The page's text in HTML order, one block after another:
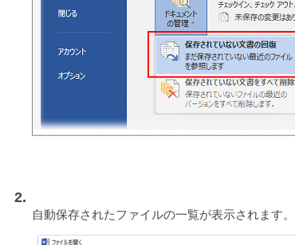
自動保存されたファイルの一覧が表示されます